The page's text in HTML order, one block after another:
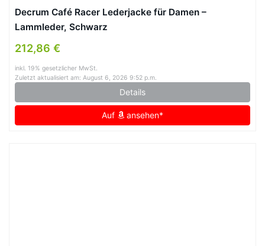
Decrum Café Racer Lederjacke für Damen –
Lammleder, Schwarz
212,86 €
inkl. 19% gesetzlicher MwSt.
Zuletzt aktualisiert am: August 6, 2026 9:52 p.m.
Details
Auf ansehen*